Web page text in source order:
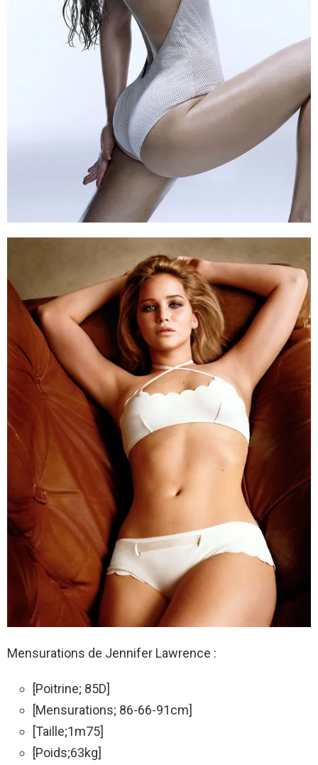
Mensurations de Jennifer Lawrence :
[Poitrine; 85D]
[Mensurations; 86-66-91cm]
[Taille;1m75]
[Poids;63kg]